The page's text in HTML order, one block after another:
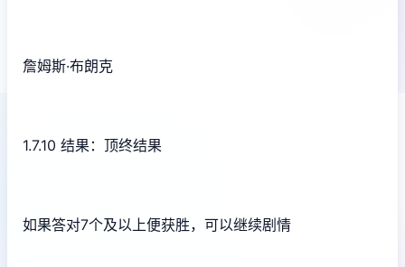
詹姆斯·布朗克
1.7.10 结果：顶终结果
如果答对7个及以上便获胜，可以继续剧情